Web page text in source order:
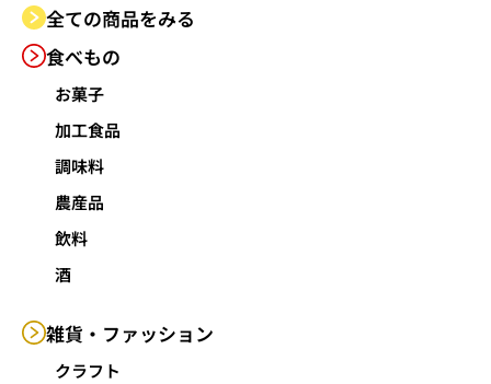
全ての商品をみる
食べもの
お菓子
加工食品
調味料
農産品
飲料
酒
雑貨・ ファッション
クラフト